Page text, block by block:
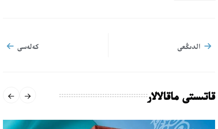
الدىڭعى كەلەسى
قاتىستى ماقالالار